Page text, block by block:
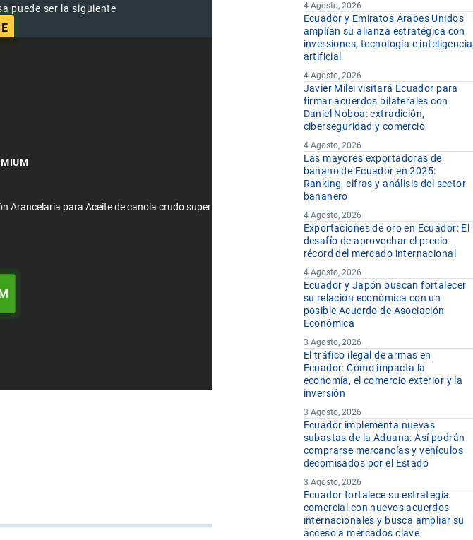
puede ser la siguiente
Arancelaria para Aceite de canola crudo super
4 Agosto, 2026
Ecuador y Emiratos Árabes Unidos
amplían su alianza estratégica con
inversiones, tecnología e inteligencia
artificial
4 Agosto, 2026
Javier Milei visitará Ecuador para
firmar acuerdos bilaterales con
Daniel Noboa: extradición,
ciberseguridad y comercio
4 Agosto, 2026
Las mayores exportadoras de
banano de Ecuador en 2025:
Ranking, cifras y análisis del sector
bananero
4 Agosto, 2026
Exportaciones de oro en Ecuador: El
desafío de aprovechar el precio
récord del mercado internacional
4 Agosto, 2026
Ecuador y Japón buscan fortalecer
su relación económica con un
posible Acuerdo de Asociación
Económica
3 Agosto, 2026
El tráfico ilegal de armas en
Ecuador: Cómo impacta la
economía, el comercio exterior y la
inversión
3 Agosto, 2026
Ecuador implementa nuevas
subastas de la Aduana: Así podrán
comprarse mercancías y vehículos
decomisados por el Estado
3 Agosto, 2026
Ecuador fortalece su estrategia
comercial con nuevos acuerdos
internacionales y busca ampliar su
acceso a mercados clave